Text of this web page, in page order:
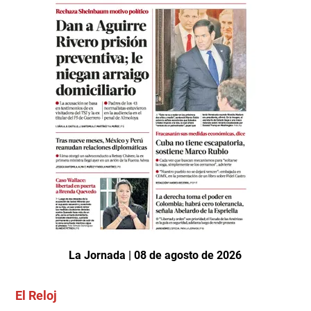
La Jornada | 08 de agosto de 2026
El Reloj